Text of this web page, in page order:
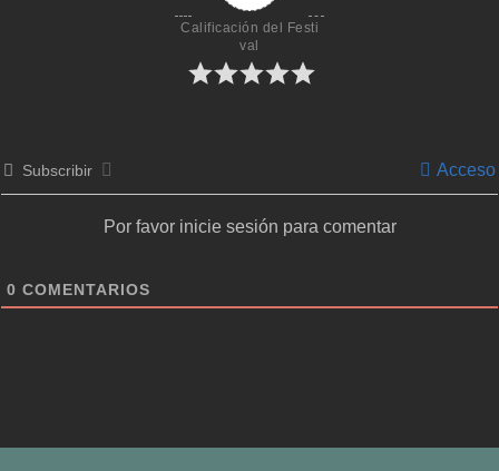
Calificación del Festi
val
Subscribir Acceso
Por favor inicie sesión para comentar
0 COMENTARIOS